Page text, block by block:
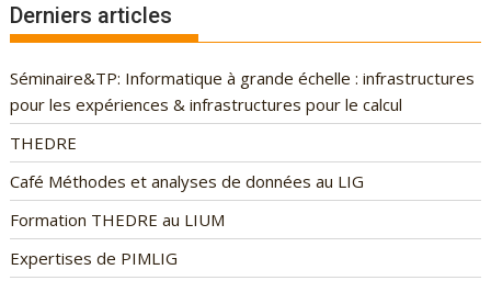
Derniers articles
Séminaire&TP: Informatique à grande échelle : infrastructures
pour les expériences & infrastructures pour le calcul
THEDRE
Café Méthodes et analyses de données au LIG
Formation THEDRE au LIUM
Expertises de PIMLIG